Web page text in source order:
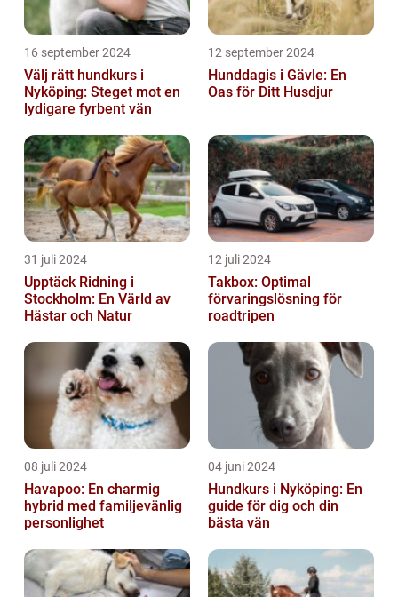
16 september 2024
Välj rätt hundkurs i
Nyköping: Steget mot en
lydigare fyrbent vän
12 september 2024
Hunddagis i Gävle: En
Oas för Ditt Husdjur
31 juli 2024
Upptäck Ridning i
Stockholm: En Värld av
Hästar och Natur
12 juli 2024
Takbox: Optimal
förvaringslösning för
roadtripen
08 juli 2024
Havapoo: En charmig
hybrid med familjevänlig
personlighet
04 juni 2024
Hundkurs i Nyköping: En
guide för dig och din
bästa vän